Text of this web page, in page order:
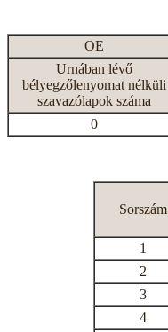
OE
Urnában lévő
bélyegzőlenyomat nélküli
szavazólapok száma
0
Sorszám
1
2
3
4